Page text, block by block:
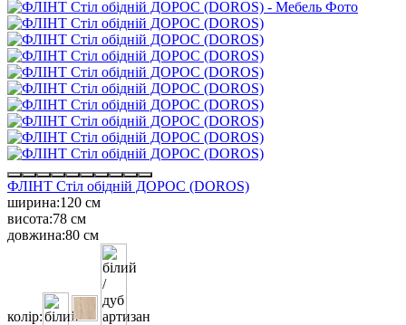
ФЛІНТ Стіл обідній ДОРОС (DOROS)
ширина:120 см
висота:78 см
довжина:80 см
колір: